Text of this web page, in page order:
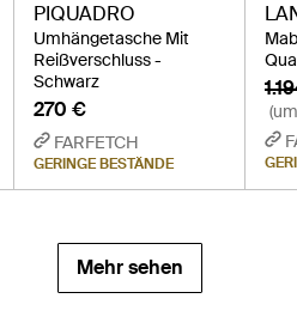
PIQUADRO
Umhängetasche Mit
Reißverschluss -
Schwarz
270 €
FARFETCH
GERINGE BESTÄNDE
Mehr sehen